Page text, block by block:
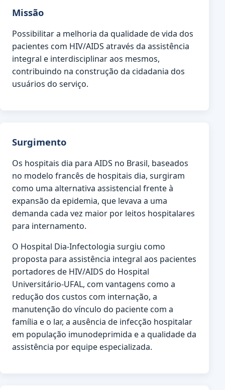
Missão
Possibilitar a melhoria da qualidade de vida dos
pacientes com HIV/AIDS através da assistência
integral e interdisciplinar aos mesmos,
contribuindo na construção da cidadania dos
usuários do serviço.
Surgimento
Os hospitais dia para AIDS no Brasil, baseados
no modelo francês de hospitais dia, surgiram
como uma alternativa assistencial frente à
expansão da epidemia, que levava a uma
demanda cada vez maior por leitos hospitalares
para internamento.
O Hospital Dia-Infectologia surgiu como
proposta para assistência integral aos pacientes
portadores de HIV/AIDS do Hospital
Universitário-UFAL, com vantagens como a
redução dos custos com internação, a
manutenção do vínculo do paciente com a
família e o lar, a ausência de infecção hospitalar
em população imunodeprimida e a qualidade da
assistência por equipe especializada.